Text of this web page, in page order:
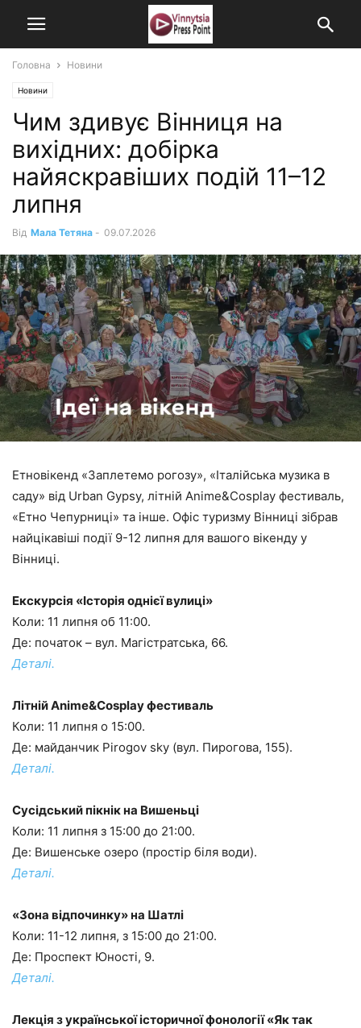
Головна Новини
Новини
Чим здивує Вінниця на
вихідних: добірка
найяскравіших подій 11–12
липня
Від Мала Тетяна - 09.07.2026
Етновікенд «Заплетемо рогозу», «Італійська музика в
саду» від Urban Gypsy, літній Anime&Cosplay фестиваль,
«Етно Чепурниці» та інше. Офіс туризму Вінниці зібрав
найцікавіші події 9-12 липня для вашого вікенду у
Вінниці.
Екскурсія «Історія однієї вулиці»
Коли: 11 липня об 11:00.
Де: початок – вул. Магістратська, 66.
Деталі.
Літній Anime&Cosplay фестиваль
Коли: 11 липня о 15:00.
Де: майданчик Pirogov sky (вул. Пирогова, 155).
Деталі.
Сусідський пікнік на Вишеньці
Коли: 11 липня з 15:00 до 21:00.
Де: Вишенське озеро (простір біля води).
Деталі.
«Зона відпочинку» на Шатлі
Коли: 11-12 липня, з 15:00 до 21:00.
Де: Проспект Юності, 9.
Деталі.
Лекція з української історичної фонології «Як так